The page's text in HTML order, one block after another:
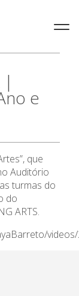
|
e
que
Auditório
turmas do
do
ARTS.